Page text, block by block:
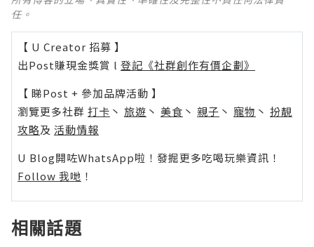
任。
【 U Creator 招募 】
出Post賺現金獎賞 l 登記《社群創作有價企劃》
【 睇Post + 參加品牌活動 】
瀏覽更多社群 打卡 丶 旅遊 丶 美食 丶 親子 丶 寵物 丶 扮靚
攻略及 活動情報
U Blog開咗WhatsApp啦！發掘更多吃喝玩樂資訊！
Follow 我哋 ！
相關話題